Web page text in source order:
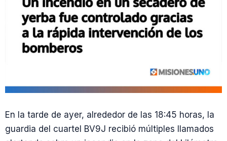
En la tarde de ayer, alrededor de las 18:45 horas, la
guardia del cuartel BV9J recibió múltiples llamados